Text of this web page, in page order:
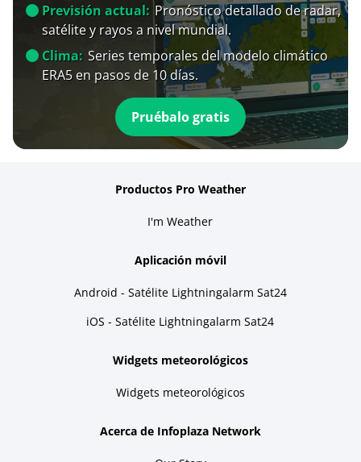
Previsión actual: Pronóstico detallado de radar,
satélite y rayos a nivel mundial.
Clima: Series temporales del modelo climático
ERA5 en pasos de 10 días.
Pruébalo gratis
Productos Pro Weather
I'm Weather
Aplicación móvil
Android - Satélite Lightningalarm Sat24
iOS - Satélite Lightningalarm Sat24
Widgets meteorológicos
Widgets meteorológicos
Acerca de Infoplaza Network